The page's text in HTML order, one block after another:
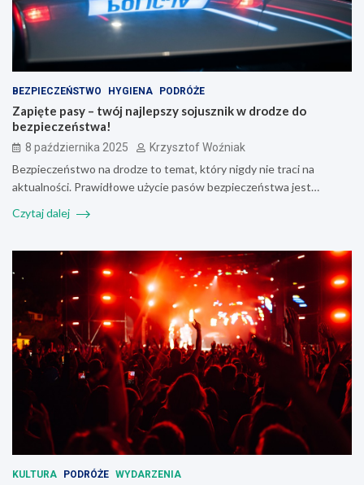
BEZPIECZEŃSTWO HYGIENA PODRÓŻE
Zapięte pasy – twój najlepszy sojusznik w drodze do
bezpieczeństwa!
8 października 2025 Krzysztof Woźniak
Bezpieczeństwo na drodze to temat, który nigdy nie traci na
aktualności. Prawidłowe użycie pasów bezpieczeństwa jest…
Czytaj dalej
KULTURA PODRÓŻE WYDARZENIA